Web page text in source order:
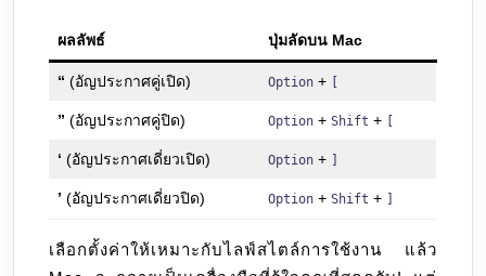
ผลลัพธ์ ปุ่มลัดบน Mac
“ (อัญประกาศคู่เปิด) Option +
” (อัญประกาศคู่ปิด) Option + Shift +
‘ (อัญประกาศเดี่ยวเปิด) Option +
’ (อัญประกาศเดี่ยวปิด) Option + Shift +
เลือกตั้งค่าให้เหมาะกับไลฟ์สไตล์การใช้งาน แล้ว